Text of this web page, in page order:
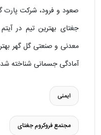
صعود و فرود، شرکت پارت
جغتای بهترین تیم در
معدنی و صنعتی گل‌ گهر
آمادگی جسمانی شناخته
ایمنی
مجتمع فروکروم جغتای